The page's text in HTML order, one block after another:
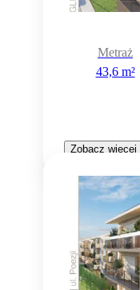
Metraż
43,6 m²
Zobacz więcej